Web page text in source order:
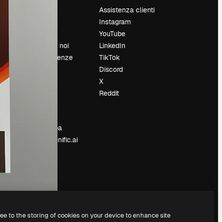
Lavora con noi
Cerca tendenze
Sala stampa
Cerchi magnific.ai
Assistenza clienti
Instagram
YouTube
LinkedIn
TikTok
Discord
X
Reddit
to the storing of cookies on your device to enhance site